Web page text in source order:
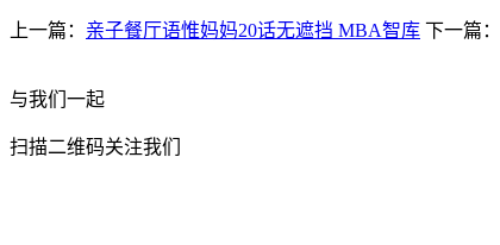
上一篇： 亲子餐厅语惟妈妈20话无遮挡 MBA智库 下一篇：
与我们一起
扫描二维码关注我们